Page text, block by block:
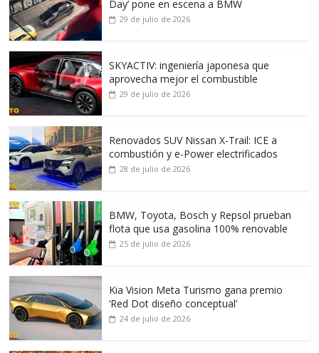
Day’ pone en escena a BMW
29 de julio de 2026
SKYACTIV: ingeniería japonesa que
aprovecha mejor el combustible
29 de julio de 2026
Renovados SUV Nissan X-Trail: ICE a
combustión y e-Power electrificados
28 de julio de 2026
BMW, Toyota, Bosch y Repsol prueban
flota que usa gasolina 100% renovable
25 de julio de 2026
Kia Vision Meta Turismo gana premio
‘Red Dot diseño conceptual’
24 de julio de 2026